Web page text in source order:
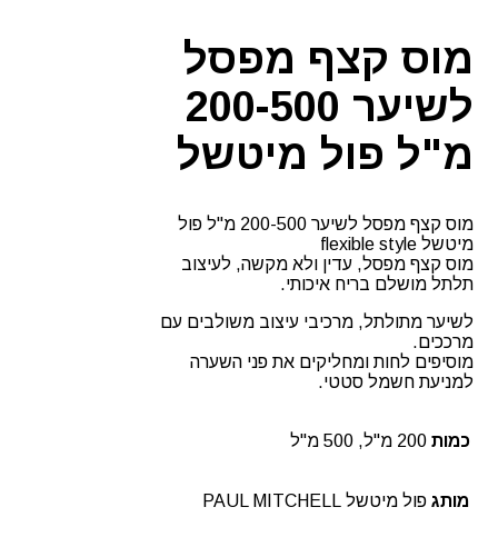
מ"ל
פול
מיטשל
מוס קצף מפסל
לשיער 200-500
מ"ל פול מיטשל
מוס קצף מפסל לשיער 200-500 מ"ל פול
מיטשל flexible style
מוס קצף מפסל, עדין ולא מקשה, לעיצוב
תלתל מושלם בריח איכותי.
לשיער מתולתל, מרכיבי עיצוב משולבים עם
מרככים.
מוסיפים לחות ומחליקים את פני השערה
למניעת חשמל סטטי.
כמות 200 מ"ל, 500 מ"ל
מותג פול מיטשל PAUL MITCHELL